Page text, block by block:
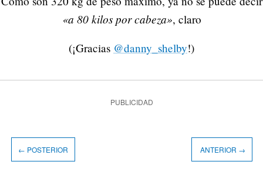
«a 80 kilos por cabeza», claro
(¡Gracias @danny_shelby!)
PUBLICIDAD
← POSTERIOR ANTERIOR →